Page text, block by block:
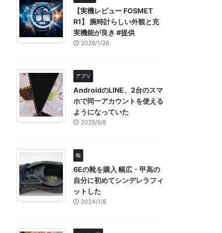
【実機レビュー FOSMET
R1】 腕時計らしい外観と充
実機能が良き #提供
2026/1/26
アプリ
AndroidのLINE、2台のスマ
ホで同一アカウントを使える
ようになっていた
2025/5/8
靴
6Eの靴を購入 幅広・甲高の
自分に初めてシンデレラフィ
ットした
2024/1/8